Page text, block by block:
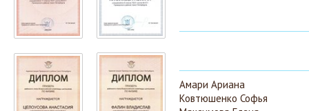
Амари Ариана
Ковтюшенко Софья